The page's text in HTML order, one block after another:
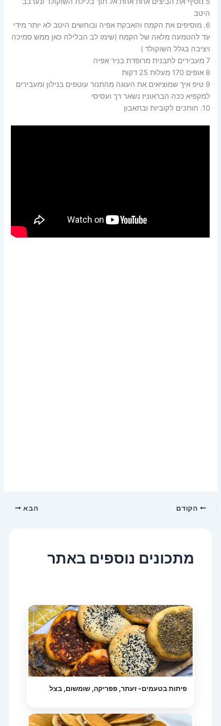
היטב
6. מוסיפים את הקמח והאבקת אפיה ובוחשים היטב לא יותר מידי
עד להטמעה מלאה של הקמח (שימו לב הבלילה כאן ממש סמיכה
ויציבה בגלל השוקולד )
7 מעבירים לתבנית מרופדת בניר אפיה
8 אופים 170 מעלות 25 דקות
9 טיפ איך שמוציאים את העוגה מהתנור עוטפים בנילון ומעבירים
למקפיא ככה הבראוניז נשאר רך ועסיסי
10. חותכים לקוביות ובתאבון
הקודם הבא
מתכונים נוספים באתר
פיתות בטעמים- זעתר, פפריקה, שומשום, בצל